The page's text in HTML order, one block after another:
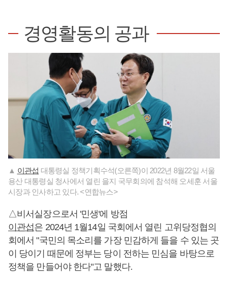
경영활동의 공과
▲ 이관섭 대통령실 정책기획수석(오른쪽)이 2022년 8월22일 서울
용산 대통령실 청사에서 열린 을지 국무회의에 참석해 오세훈 서울
시장과 인사하고 있다. <연합뉴스>
△비서실장으로서 '민생'에 방점
이관섭은 2024년 1월14일 국회에서 열린 고위당정협의
회에서 "국민의 목소리를 가장 민감하게 들을 수 있는 곳
이 당이기 때문에 정부는 당이 전하는 민심을 바탕으로
정책을 만들어야 한다"고 말했다.